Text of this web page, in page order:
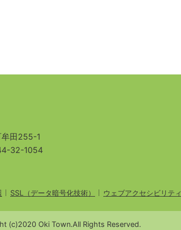
田255-1
32-1054
SSL（データ暗号化技術） ウェブアクセシビリティ
(c)2020 Oki Town.All Rights Reserved.